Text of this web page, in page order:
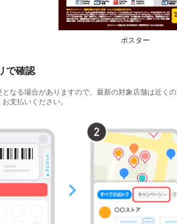
ポスター
で確認
となる場合がありますので、最新の対象店舗は近く
支払いください。